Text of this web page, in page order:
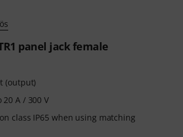
panel jack female
(output)
A / 300 V
class IP65 when using matching